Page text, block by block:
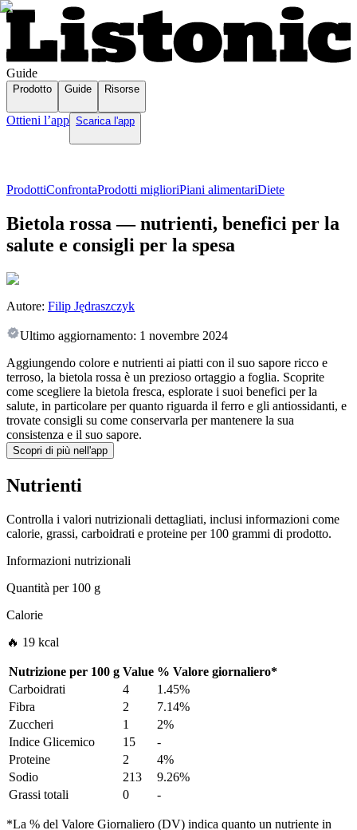
Guide
Prodotto Guide Risorse
Ottieni l’app Scarica l'app
ProdottiConfrontaProdotti miglioriPiani alimentariDiete
Bietola rossa — nutrienti, benefici per la
salute e consigli per la spesa
Autore: Filip Jędraszczyk
Ultimo aggiornamento: 1 novembre 2024
Aggiungendo colore e nutrienti ai piatti con il suo sapore ricco e
terroso, la bietola rossa è un prezioso ortaggio a foglia. Scoprite
come scegliere la bietola fresca, esplorate i suoi benefici per la
salute, in particolare per quanto riguarda il ferro e gli antiossidanti, e
trovate consigli su come conservarla per mantenere la sua
consistenza e il suo sapore.
Scopri di più nell'app
Nutrienti
Controlla i valori nutrizionali dettagliati, inclusi informazioni come
calorie, grassi, carboidrati e proteine per 100 grammi di prodotto.
Informazioni nutrizionali
Quantità per100 g
Calorie
🔥 19 kcal
Nutrizione per 100 g Value % Valore giornaliero*
Carboidrati
4
1.45%
Fibra
2
7.14%
Zuccheri
1
2%
Indice Glicemico
15
-
Proteine
2
4%
Sodio
213
9.26%
Grassi totali
0 -
*La % del Valore Giornaliero (DV) indica quanto un nutriente in